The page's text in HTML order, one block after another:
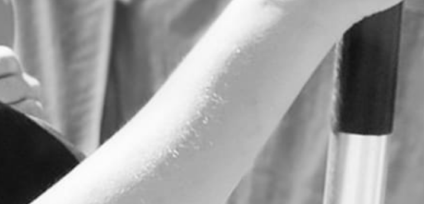
MICE & Travel On Demand?
Het kan!
Bekijk hoe we dat doen